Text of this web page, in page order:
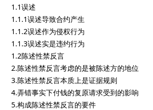
1.1误述
1.1.1误述导致合约产生
1.1.2误述作为侵权行为
1.1.3误述实是违约行为
1.2陈述性禁反言
2.陈述性禁反言考虑的是被陈述方的地位
3.陈述性禁反言本质上是证据规则
4.弄错事实下付钱的复原请求受到的影响
5.构成陈述性禁反言的要件